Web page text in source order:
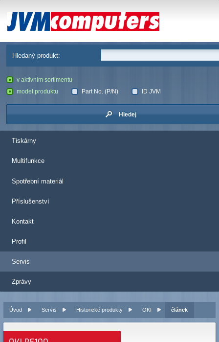
JVM Computers
Hledaný produkt:
v aktivním sortimentu
model produktu
Part No. (P/N) ID JVM
Hledej
Tiskárny
Multifunkce
Spotřební materiál
Příslušenství
Kontakt
Profil
Servis
Zprávy
Úvod Servis Historické produkty OKI článek